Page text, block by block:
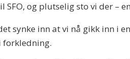
SFO, og plutselig sto vi der –
synke inn at vi nå gikk inn i
forkledning.